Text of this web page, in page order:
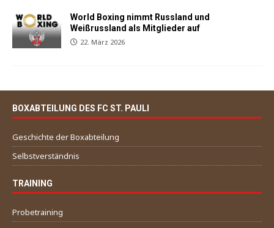
World Boxing nimmt Russland und
Weißrussland als Mitglieder auf
22. März 2026
BOXABTEILUNG DES FC ST. PAULI
Geschichte der Boxabteilung
Selbstverständnis
TRAINING
Probetraining